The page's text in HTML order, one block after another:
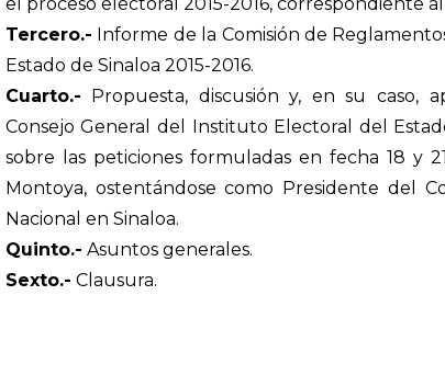
Tercero.- Informe de la Comisión de
Estado de Sinaloa 2015-2016.
Cuarto.- Propuesta, discusión y, en su caso,
Consejo General del Instituto Electoral del
sobre las peticiones formuladas en fecha 18 y
Montoya, ostentándose como Presidente del
Nacional en Sinaloa.
Quinto.- Asuntos generales.
Sexto.- Clausura.